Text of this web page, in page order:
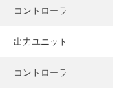
採用情報
GREEN
コントローラ
出力ユニット
コントローラ